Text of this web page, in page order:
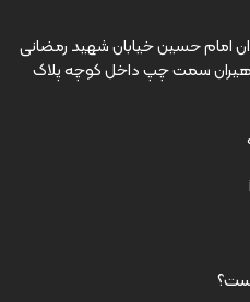
امام حسین خیابان شهید رمضانی
سمت چپ داخل کوچه پلاک